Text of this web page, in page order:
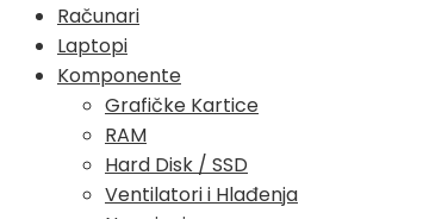
Računari
Laptopi
Komponente
Grafičke Kartice
RAM
Hard Disk / SSD
Ventilatori i Hlađenja